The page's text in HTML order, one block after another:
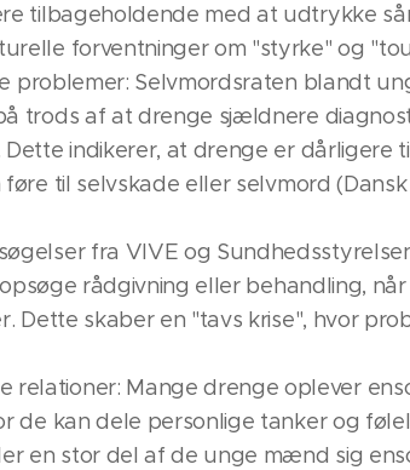
tilbageholdende med at udtrykke
forventninger om "styrke" og
problemer: Selvmordsraten blandt
trods af at drenge sjældnere
indikerer, at drenge er dårligere
til selvskade eller selvmord
fra VIVE og
rådgivning eller behandling,
Dette skaber en "tavs krise", hvor
relationer: Mange drenge oplever
de kan dele personlige tanker og
en stor del af de unge mænd sig